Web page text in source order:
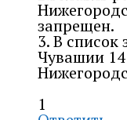
запрещен.
3. В
Чувашии
1